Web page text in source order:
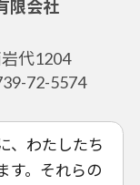
限会社
代1204
72-5574
、わたしたち
す。それらの